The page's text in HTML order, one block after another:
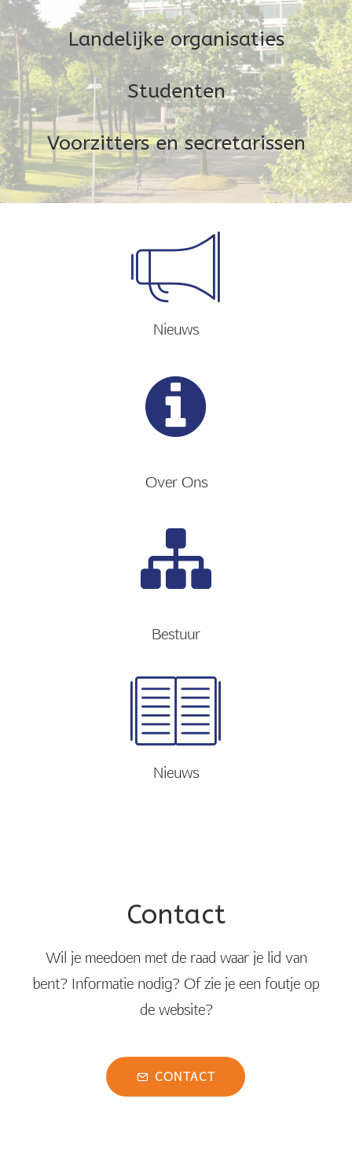
Landelijke organisaties
Studenten
Voorzitters en secretarissen
Nieuws
Over Ons
Bestuur
Nieuws
Contact
Wil je meedoen met de raad waar je lid van
bent? Informatie nodig? Of zie je een foutje op
de website?
CONTACT